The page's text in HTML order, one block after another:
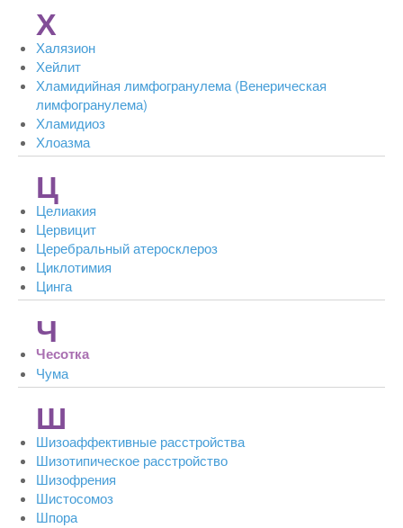
Х
Халязион
Хейлит
Хламидийная лимфогранулема (Венерическая
лимфогранулема)
Хламидиоз
Хлоазма
Ц
Целиакия
Цервицит
Церебральный атеросклероз
Циклотимия
Цинга
Ч
Чесотка
Чума
Ш
Шизоаффективные расстройства
Шизотипическое расстройство
Шизофрения
Шистосомоз
Шпора